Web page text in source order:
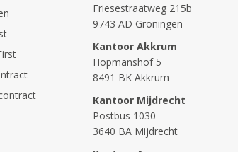
Friesestraatweg 215b
9743 AD Groningen
Kantoor Akkrum
Hopmanshof 5
8491 BK Akkrum
Kantoor Mijdrecht
Postbus 1030
3640 BA Mijdrecht